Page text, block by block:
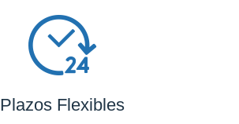
Plazos Flexibles